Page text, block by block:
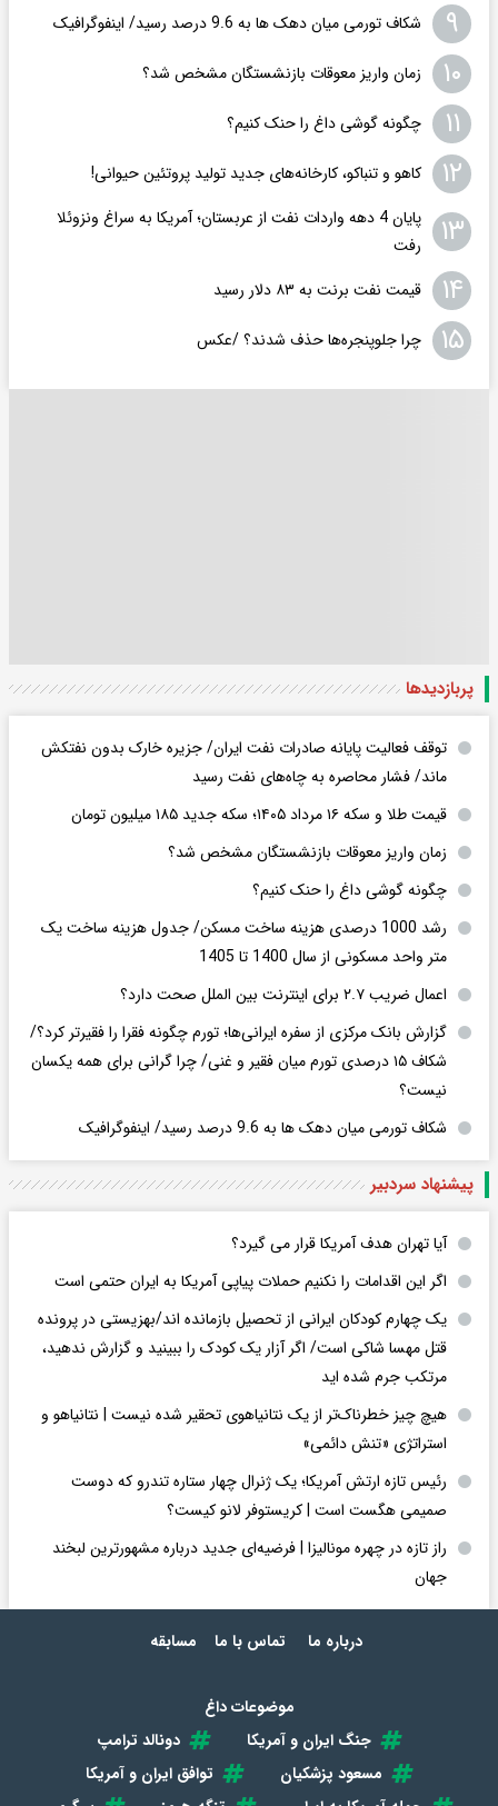
۹ شکاف تورمی میان دهک ها به 9.6 درصد رسید/ اینفوگرافیک
۱۰ زمان واریز معوقات بازنشستگان مشخص شد؟
۱۱ چگونه گوشی داغ را حنک کنیم؟
۱۲ کاهو و تنباکو، کارخانه‌های جدید تولید پروتئین حیوانی!
۱۳
پایان 4 دهه واردات نفت از عربستان؛ آمریکا به سراغ ونزوئلا
رفت
۱۴ قیمت نفت برنت به ۸۳ دلار رسید
۱۵ چرا جلوپنجره‌ها حذف شدند؟ /عکس
پربازدید‌ها
توقف فعالیت پایانه صادرات نفت ایران/ جزیره خارک بدون نفتکش
ماند/ فشار محاصره به چاه‌های نفت رسید
قیمت طلا و سکه ۱۶ مرداد ۱۴۰۵؛ سکه جدید ١٨۵ میلیون تومان
زمان واریز معوقات بازنشستگان مشخص شد؟
چگونه گوشی داغ را حنک کنیم؟
رشد 1000 درصدی هزینه ساخت مسکن/ جدول هزینه ساخت یک
متر واحد مسکونی از سال 1400 تا 1405
اعمال ضریب ۲.۷ برای اینترنت بین الملل صحت دارد؟
گزارش بانک مرکزی از سفره ایرانی‌ها؛ تورم چگونه فقرا را فقیرتر کرد؟/
شکاف ۱۵ درصدی تورم میان فقیر و غنی/ چرا گرانی برای همه یکسان
نیست؟
شکاف تورمی میان دهک ها به 9.6 درصد رسید/ اینفوگرافیک
پیشنهاد سردبیر
آیا تهران هدف آمریکا قرار می گیرد؟
اگر این اقدامات را نکنیم حملات پیاپی آمریکا به ایران حتمی است
یک چهارم کودکان ایرانی از تحصیل بازمانده اند/بهزیستی در پرونده
قتل مهسا شاکی است/ اگر آزار یک کودک را ببینید و گزارش ندهید،
مرتکب جرم شده اید
هیچ چیز خطرناک‌تر از یک نتانیاهوی تحقیر شده نیست | نتانیاهو و
استراتژی «تنش دائمی»
رئیس تازه ارتش آمریکا؛ یک ژنرال چهار ستاره تندرو که دوست
صمیمی هگست است | کریستوفر لانو کیست؟
راز تازه در چهره مونالیزا | فرضیه‌ای جدید درباره مشهورترین لبخند
جهان
درباره ما تماس با ما مسابقه
موضوعات داغ
جنگ ایران و آمریکا
دونالد ترامپ
مسعود پزشکیان
توافق ایران و آمریکا